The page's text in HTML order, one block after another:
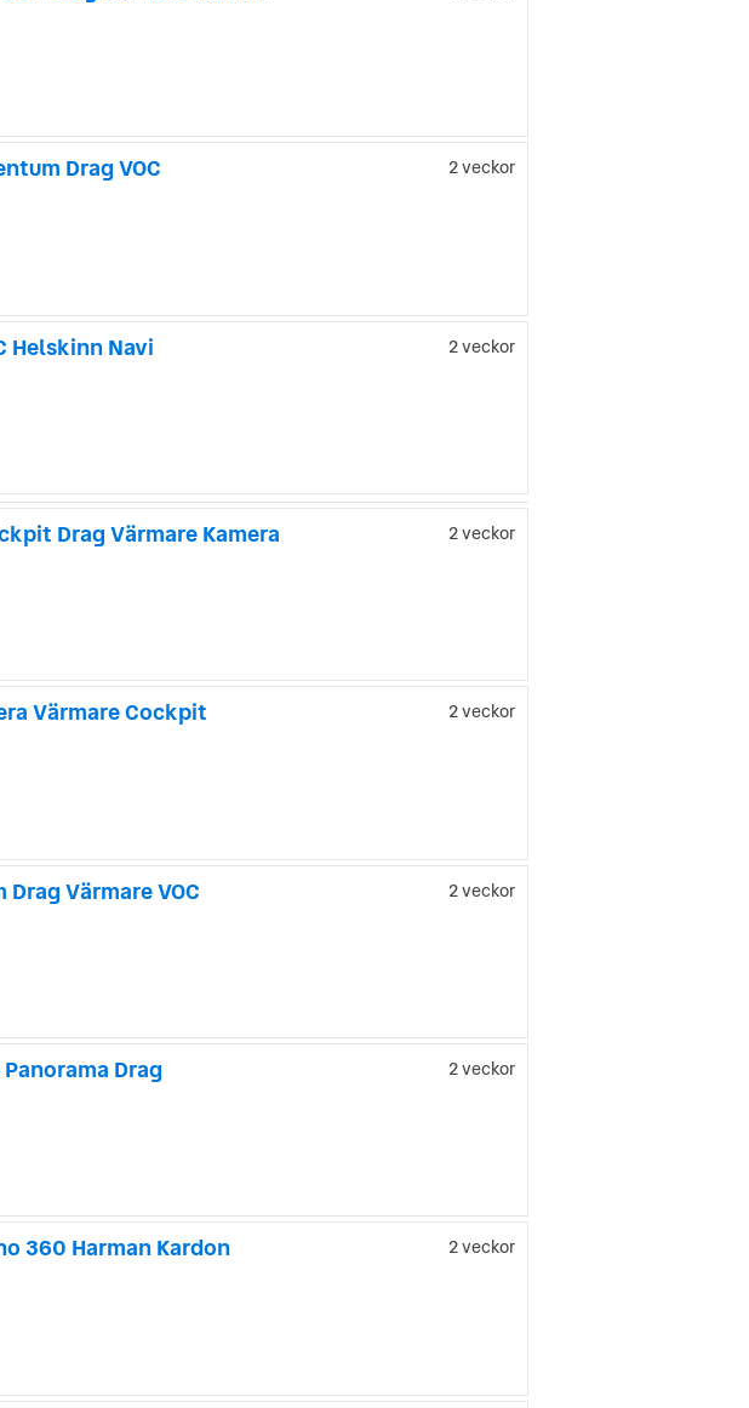
Drag VOC
2 veckor
Helskinn Navi
2 veckor
Drag Värmare Kamera 2 veckor
Värmare Cockpit
2 veckor
Värmare VOC
2 veckor
Drag
2 veckor
360 Harman Kardon
2 veckor